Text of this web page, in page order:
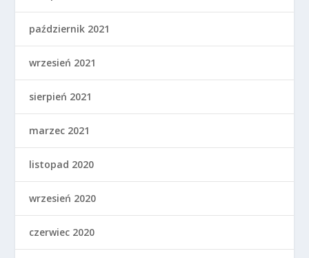
październik 2021
wrzesień 2021
sierpień 2021
marzec 2021
listopad 2020
wrzesień 2020
czerwiec 2020